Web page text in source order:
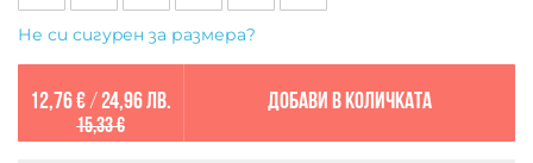
Не си сигурен за размера?
12,76 €/ 24,96 лв.
15,33 €
Добави в количката